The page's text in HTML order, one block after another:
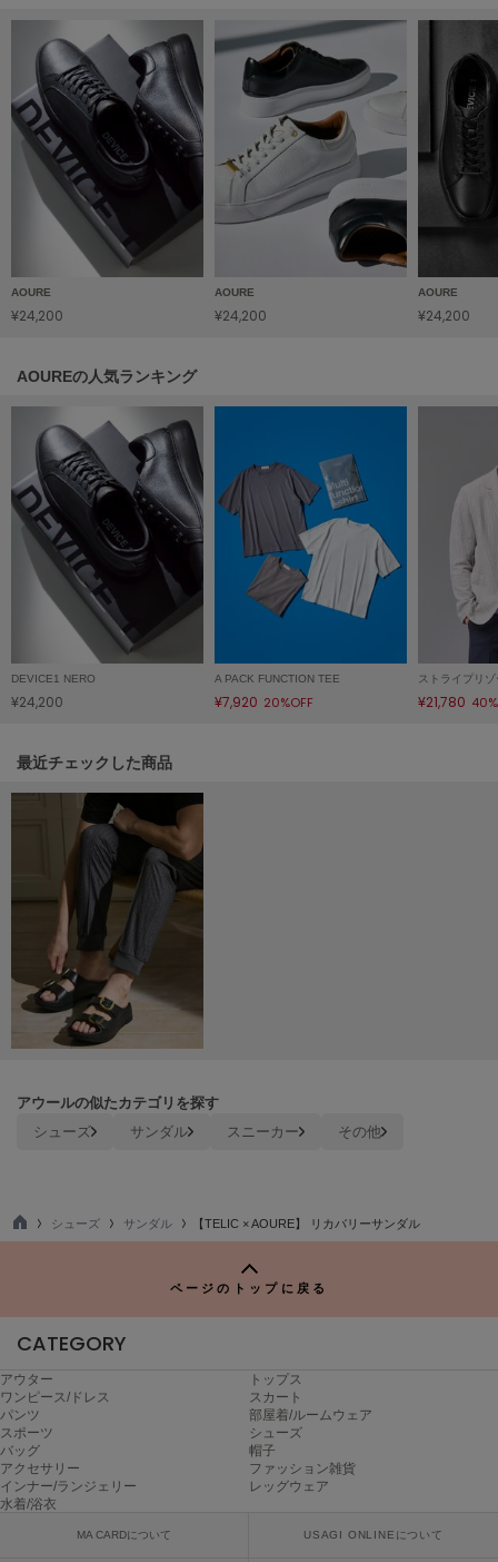
Mila Owen
ミラオーウェン
MOIGE
モワージュ
MUCHA
ミュシャ
ニューバランス
nezu
ネズ
NIKE
ナイキ
NOWNS
ナウンス
null.
ヌル
On
オン
PATRICK
パトリック
Philly chocolate
フィリーチョコレート
ポローラ
Reebok
SALOMON
sanrio house
サンリオハウス
SESAME STREET MARKET
セサミストリートマーケット
AOURE
¥24,200
AOURE
¥24,200
AOURE
¥24,200
AOUREの人気ランキング
DEVICE1 NERO
¥24,200
A PACK FUNCTION TEE
¥7,920 20%OFF
ストライプリ
¥21,780
関連記事
最近チェックした商品
アウールの似たカテゴリを探す
シューズ サンダル スニーカー その他
TO
シューズ サンダル 【TELIC × AOURE】 リカバリーサンダル
ページのトップに戻る
CATEGORY
アウター
トップス
ワンピース/ドレス
スカート
パンツ
部屋着/ルームウェア
スポーツ
シューズ
バッグ
帽子
アクセサリー
ファッション雑貨
インナー/ランジェリー
レッグウェア
水着/浴衣
MA CARDについて USAGI ONLINEについて